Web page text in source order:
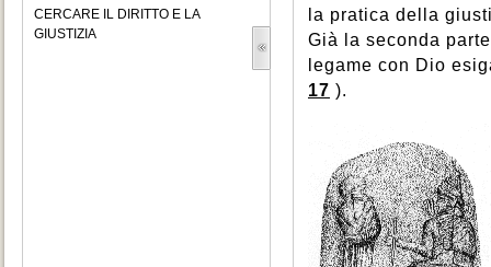
CERCARE IL DIRITTO E LA
GIUSTIZIA
la pratica della
Già la seconda
legame con Dio
17 ).